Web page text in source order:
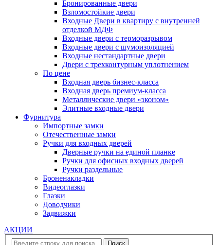
Бронированные двери
Взломостойкие двери
Входные Двери в квартиру с внутренней
отделкой МДФ
Входные двери с терморазрывом
Входные двери с шумоизоляцией
Входные нестандартные двери
Двери с трехконтурным уплотнением
По цене
Входная дверь бизнес-класса
Входная дверь премиум-класса
Металлические двери «эконом»
Элитные входные двери
Фурнитура
Импортные замки
Отечественные замки
Ручки для входных дверей
Дверные ручки на единой планке
Ручки для офисных входных дверей
Ручки раздельные
Броненакладки
Видеоглазки
Глазки
Доводчики
Задвижки
АКЦИИ